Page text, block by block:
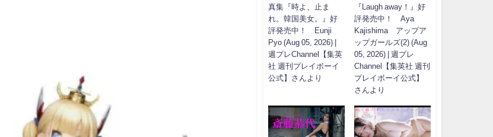
真集『時よ、止ま
れ。韓国美女。』好
評発売中！ Eunji
Pyo (Aug 05, 2026) |
週プレChannel【集英
社 週刊プレイボーイ
公式】さんより
『Laugh away！』好
評発売中！ Aya
Kajishima アップア
ップガールズ(2) (Aug
05, 2026) | 週プレ
Channel【集英社 週刊
プレイボーイ公式】
さんより